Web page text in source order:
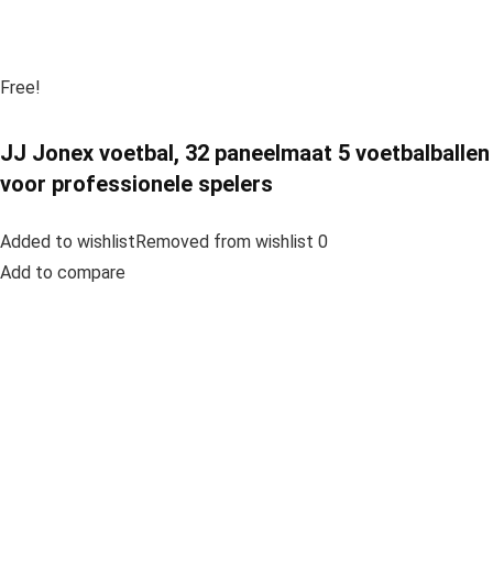
Free!
JJ Jonex voetbal, 32 paneelmaat 5 voetbalballen
voor professionele spelers
Added to wishlistRemoved from wishlist 0
Add to compare